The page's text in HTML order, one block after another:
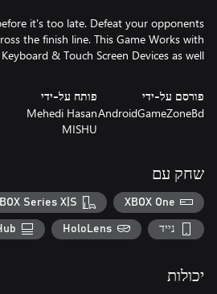
it's too late. Defeat your opponents
the finish line. This Game Works with
& Touch Screen Devices as well.
פורסם על-ידי
AndroidGameZoneBd
פותח על-ידי
Mehedi Hasan
MISHU
שחק עם
XBOX One
Series X|S
נייד HoloLens
יכולות